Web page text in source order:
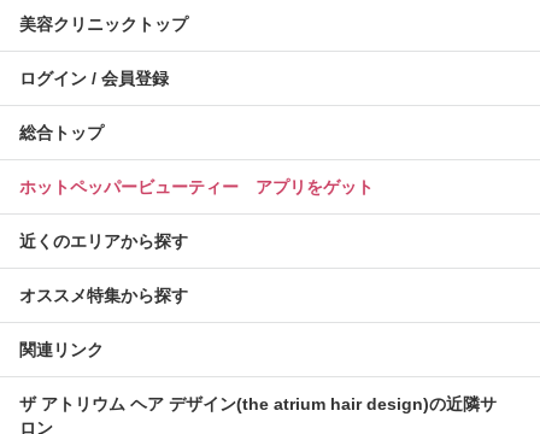
美容クリニックトップ
ログイン / 会員登録
総合トップ
ホットペッパービューティー アプリをゲット
近くのエリアから探す
オススメ特集から探す
関連リンク
ザ アトリウム ヘア デザイン(the atrium hair design)の近隣サ
ロン